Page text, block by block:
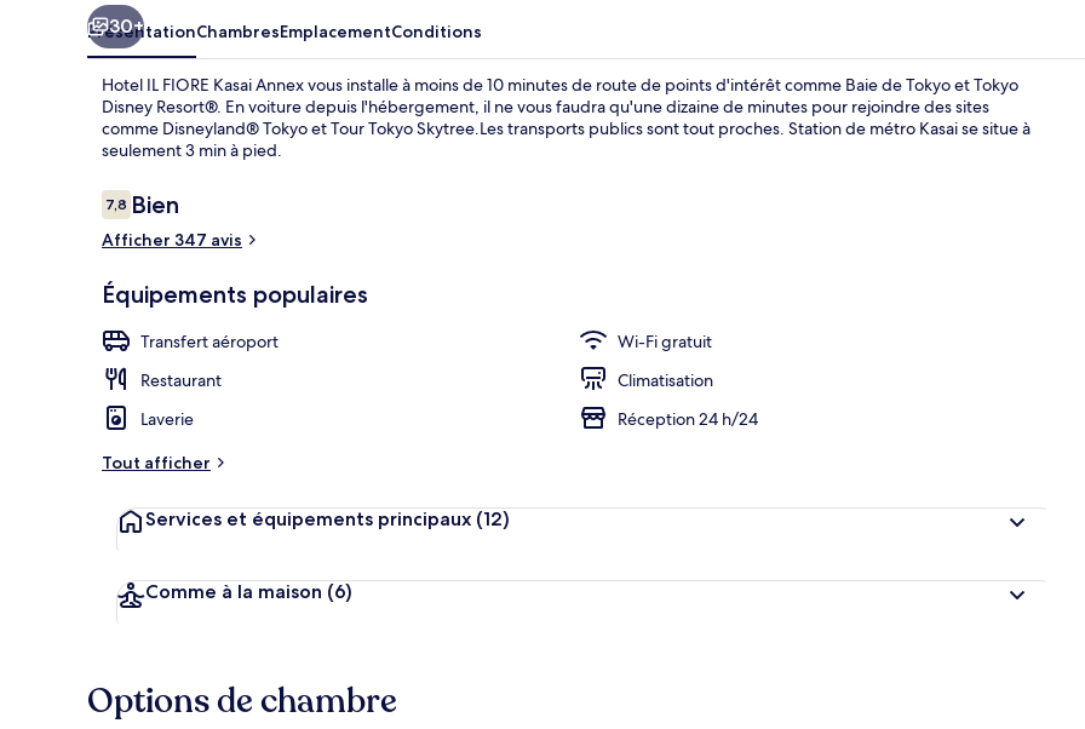
30+
PrésentationChambresEmplacementConditions
Hotel IL FIORE Kasai Annex vous installe à moins de 10 minutes de route de points d'intérêt comme Baie de Tokyo et Tokyo
Disney Resort®. En voiture depuis l'hébergement, il ne vous faudra qu'une dizaine de minutes pour rejoindre des sites
comme Disneyland® Tokyo et Tour Tokyo Skytree.Les transports publics sont tout proches. Station de métro Kasai se situe à
seulement 3 min à pied.
Avis
voyageurs
7,87,8 sur 10
Bien
Afficher 347 avis
Équipements populaires
Transfert aéroport
Wi-Fi gratuit
Restaurant
Climatisation
Laverie
Réception 24 h/24
Tout afficher
Services et équipements principaux (12)
Comme à la maison (6)
Options de chambre